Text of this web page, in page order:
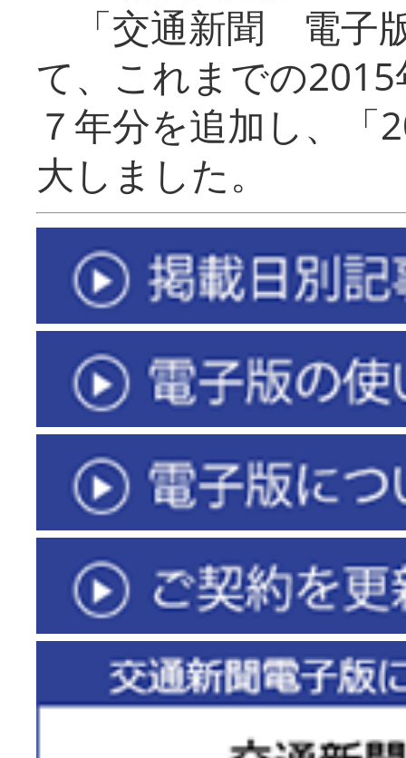
「交通新聞 電子
て、これまでの
７年分を追加し、「
大しまし